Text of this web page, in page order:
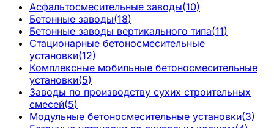
Асфальтосмесительные заводы(10)
Бетонные заводы(18)
Бетонные заводы вертикального типа(11)
Стационарные бетоносмесительные
установки(12)
Комплексные мобильные бетоносмесительные
установки(5)
Заводы по производству сухих строительных
смесей(5)
Модульные бетоносмесительные установки(3)